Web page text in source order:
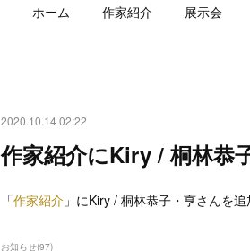
ホーム 作家紹介 展示会
2020.10.14 02:22
作家紹介にKiry / 桐林恭
「作家紹介 」にKiry / 桐林恭子・亨さんを追
お知らせ(97)